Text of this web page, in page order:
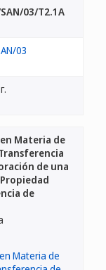
03/T2.1A
03
Materia de
de una
de